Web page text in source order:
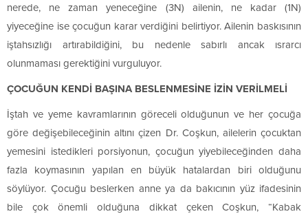
nerede, ne zaman yeneceğine (3N) ailenin, ne kadar (1N)
yiyeceğine ise çocuğun karar verdiğini belirtiyor. Ailenin baskısının
iştahsızlığı artırabildiğini, bu nedenle sabırlı ancak ısrarcı
olunmaması gerektiğini vurguluyor.
ÇOCUĞUN KENDİ BAŞINA BESLENMESİNE İZİN VERİLMELİ
İştah ve yeme kavramlarının göreceli olduğunun ve her çocuğa
göre değişebileceğinin altını çizen Dr. Coşkun, ailelerin çocuktan
yemesini istedikleri porsiyonun, çocuğun yiyebileceğinden daha
fazla koymasının yapılan en büyük hatalardan biri olduğunu
söylüyor. Çocuğu beslerken anne ya da bakıcının yüz ifadesinin
bile çok önemli olduğuna dikkat çeken Coşkun, “Kabak